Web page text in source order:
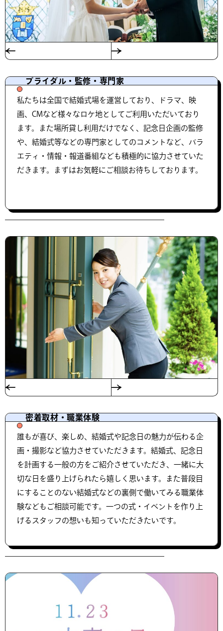
ブライダル・監修・専門家
私たちは全国で結婚式場を運営しており、ドラマ、映
画、CMなど様々なロケ地としてご利用いただいており
ます。また場所貸し利用だけでなく、記念日企画の監修
や、結婚式等などの専門家としてのコメントなど、バラ
エティ・情報・報道番組なども積極的に協力させていた
だきます。まずはお気軽にご相談お待ちしております。
密着取材・職業体験
誰もが喜び、楽しめ、結婚式や記念日の魅力が伝わる企
画・撮影など協力させていただきます。結婚式、記念日
を計画する一般の方をご紹介させていただき、一緒に大
切な日を盛り上げられたら嬉しく思います。また普段目
にすることのない結婚式などの裏側で働いてみる職業体
験などもご相談可能です。一つの式・イベントを作り上
げるスタッフの想いも知っていただきたいです。